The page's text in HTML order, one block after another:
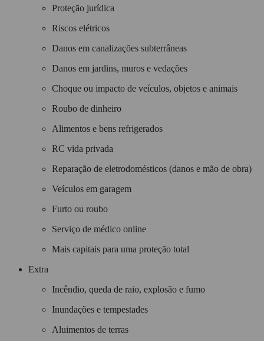
Proteção jurídica
Riscos elétricos
Danos em canalizações subterrâneas
Danos em jardins, muros e vedações
Choque ou impacto de veículos, objetos e animais
Roubo de dinheiro
Alimentos e bens refrigerados
RC vida privada
Reparação de eletrodomésticos (danos e mão de obra)
Veículos em garagem
Furto ou roubo
Serviço de médico online
Mais capitais para uma proteção total
Extra
Incêndio, queda de raio, explosão e fumo
Inundações e tempestades
Aluimentos de terras